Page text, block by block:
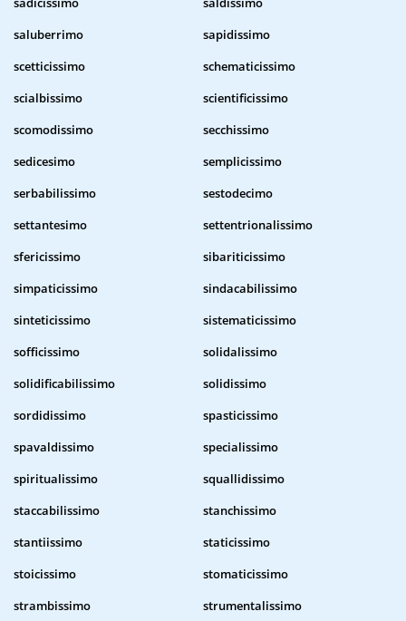
saluberrimo
sapidissimo
scetticissimo
schematicissimo
scialbissimo
scientificissimo
scomodissimo
secchissimo
sedicesimo
semplicissimo
serbabilissimo
sestodecimo
settantesimo
settentrionalissimo
sfericissimo
sibariticissimo
simpaticissimo
sindacabilissimo
sinteticissimo
sistematicissimo
sofficissimo
solidalissimo
solidificabilissimo
solidissimo
sordidissimo
spasticissimo
spavaldissimo
specialissimo
spiritualissimo
squallidissimo
staccabilissimo
stanchissimo
stantiissimo
staticissimo
stoicissimo
stomaticissimo
strambissimo
strumentalissimo